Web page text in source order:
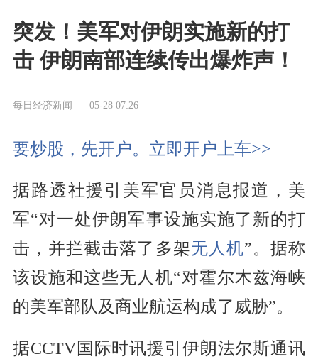
突发！美军对伊朗实施新的打
击 伊朗南部连续传出爆炸声！
每日经济新闻 05-28 07:26
要炒股，先开户。立即开户上车>>
据路透社援引美军官员消息报道，美
军“对一处伊朗军事设施实施了新的打
击，并拦截击落了多架无人机”。据称
该设施和这些无人机“对霍尔木兹海峡
的美军部队及商业航运构成了威胁”。
据CCTV国际时讯援引伊朗法尔斯通讯